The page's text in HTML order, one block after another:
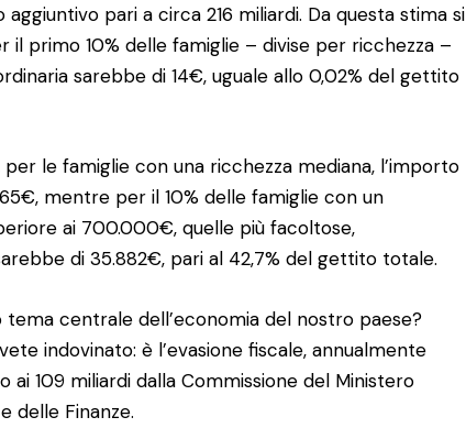
pari a circa 216 miliardi. Da questa stima si
il primo 10% delle famiglie – divise per ricchezza –
sarebbe di 14€, uguale allo 0,02% del gettito
le famiglie con una ricchezza mediana, l’importo
mentre per il 10% delle famiglie con un
ai 700.000€, quelle più facoltose,
di 35.882€, pari al 42,7% del gettito totale.
tema centrale dell’economia del nostro paese?
indovinato: è l’evasione fiscale, annualmente
ai 109 miliardi dalla Commissione del Ministero
delle Finanze.